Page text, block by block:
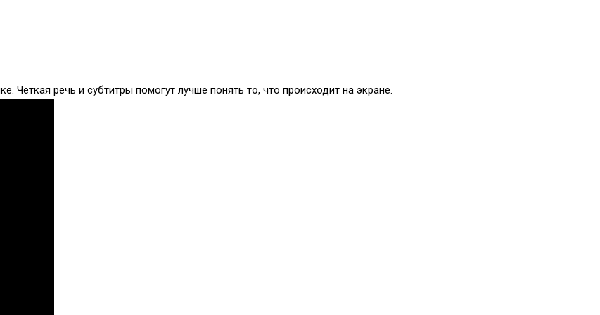
Четкая речь и субтитры помогут лучше понять то, что происходит на экране.